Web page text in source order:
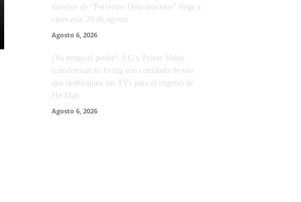
director de “Perfectos Desconocidos” llega a
cines este 20 de agosto
Agosto 6, 2026
¡Yo tengo el poder!: LG y Prime Video
transforman tu living con comando de voz
que desbloquea sus TVs para el regreso de
He-Man
Agosto 6, 2026